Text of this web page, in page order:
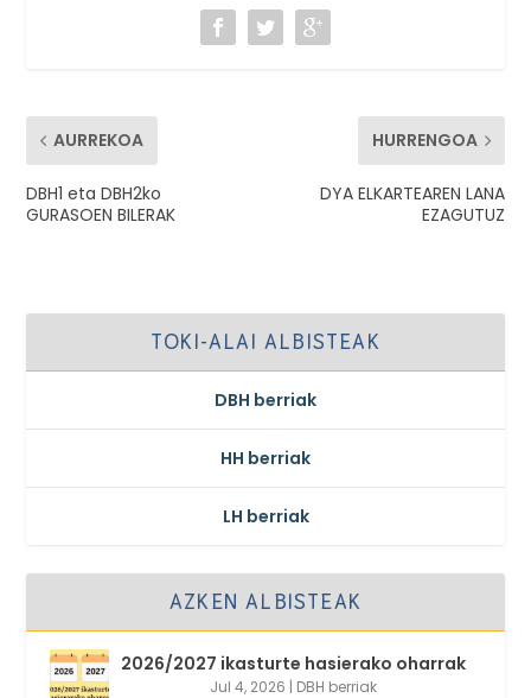
AURREKOA
DBH1 eta DBH2ko
GURASOEN BILERAK
HURRENGOA
DYA ELKARTEAREN LANA
EZAGUTUZ
TOKI-ALAI ALBISTEAK
DBH berriak
HH berriak
LH berriak
AZKEN ALBISTEAK
2026/2027 ikasturte hasierako oharrak
Jul 4, 2026 | DBH berriak